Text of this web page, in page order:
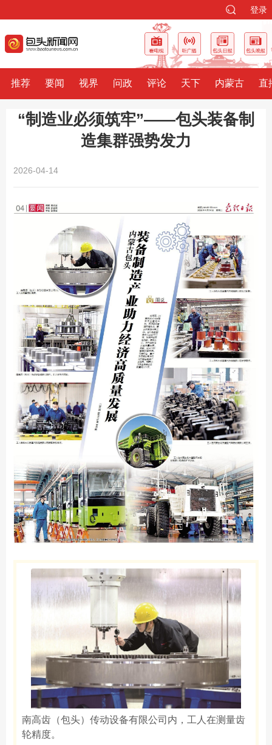
登录
推荐 要闻 视界 问政 评论 天下 内蒙古 直
“制造业必须筑牢”——包头装备制
造集群强势发力
2026-04-14
南高齿（包头）传动设备有限公司内，工人在测量齿
轮精度。